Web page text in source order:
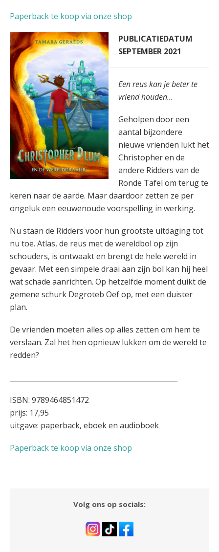
Paperback te koop via onze shop
PUBLICATIEDATUM
SEPTEMBER 2021
Een reus kan je beter te
vriend houden…
Geholpen door een
aantal bijzondere
nieuwe vrienden lukt het
Christopher en de
andere Ridders van de
Ronde Tafel om terug te
keren naar de aarde. Maar daardoor zetten ze per
ongeluk een eeuwenoude voorspelling in werking.
Nu staan de Ridders voor hun grootste uitdaging tot
nu toe. Atlas, de reus met de wereldbol op zijn
schouders, is ontwaakt en brengt de hele wereld in
gevaar. Met een simpele draai aan zijn bol kan hij heel
wat schade aanrichten. Op hetzelfde moment duikt de
gemene schurk Degroteb Oef op, met een duister
plan.
De vrienden moeten alles op alles zetten om hem te
verslaan. Zal het hen opnieuw lukken om de wereld te
redden?
ISBN: 9789464851472
prijs: 17,95
uitgave: paperback, eboek en audioboek
Paperback te koop via onze shop
Volg ons op socials: